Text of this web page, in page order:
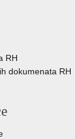
RH
dokumenata RH